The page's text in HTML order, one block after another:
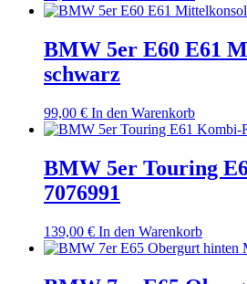
BMW 5er E60 E61
schwarz
99,00 € In den Warenkorb
BMW 5er Touring
7076991
139,00 € In den Warenkorb